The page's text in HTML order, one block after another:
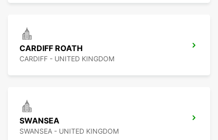
CARDIFF ROATH
CARDIFF - UNITED KINGDOM
SWANSEA
SWANSEA - UNITED KINGDOM